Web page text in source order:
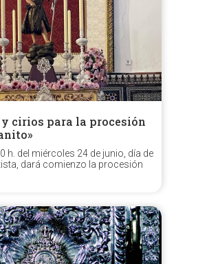
cirios para la procesión
h. del miércoles 24 de junio, día de
dará comienzo la procesión